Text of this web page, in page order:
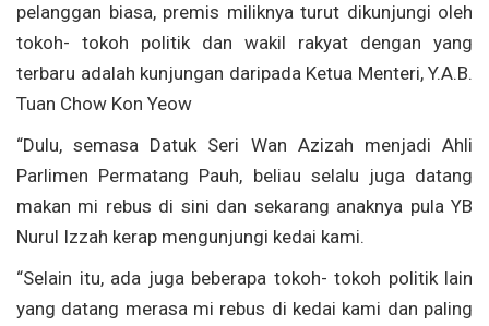
pelanggan biasa, premis miliknya turut dikunjungi oleh
tokoh- tokoh politik dan wakil rakyat dengan yang
terbaru adalah kunjungan daripada Ketua Menteri, Y.A.B.
Tuan Chow Kon Yeow
“Dulu, semasa Datuk Seri Wan Azizah menjadi Ahli
Parlimen Permatang Pauh, beliau selalu juga datang
makan mi rebus di sini dan sekarang anaknya pula YB
Nurul Izzah kerap mengunjungi kedai kami.
“Selain itu, ada juga beberapa tokoh- tokoh politik lain
yang datang merasa mi rebus di kedai kami dan paling